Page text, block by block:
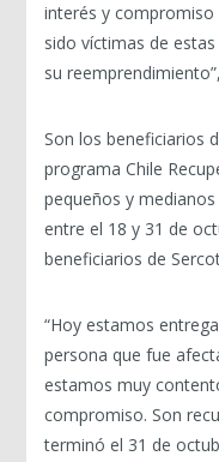
interés y compromiso
sido víctimas de
su
Son los beneficiarios
programa Chile
pequeños y
entre el 18 y 31 de
beneficiarios de
“Hoy estamos
persona que fue
estamos muy
compromiso. Son
terminó el 31 de